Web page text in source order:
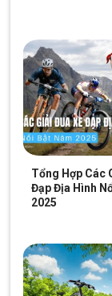
Xe Đạp Cho Bé
SKU:12G43
Tổng Hợp Các
Đạp Địa Hình
2025